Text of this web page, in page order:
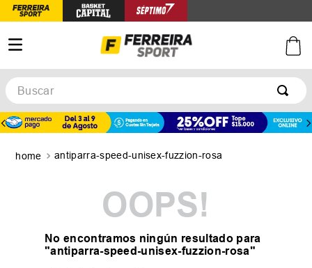
Buscar
antiparra-speed-unisex-fuzzion-rosa
OOPS!
No encontramos ningún resultado para
"antiparra-speed-unisex-fuzzion-rosa"
TÉRMINOS MÁS BUSCADOS
zapatillas
zapatillas mujer
zapatillas adidas